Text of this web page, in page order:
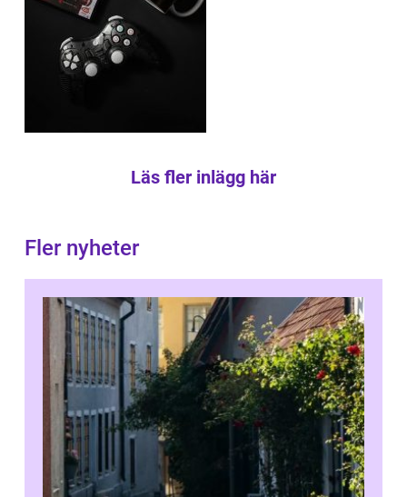
Läs fler inlägg här
Fler nyheter